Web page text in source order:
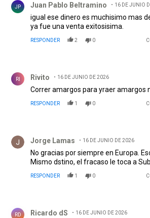
JP Juan Pablo Beltramino 16 DE JUNIO
igual ese dinero es muchisimo mas
ya fue una venta exitosisima.
RESPONDER 2 0
RI Rivito 16 DE JUNIO DE 2026
Correr amargos para yraer amargos
RESPONDER 1 0
Jorge Lamas 16 DE JUNIO DE 2026
No gracias por siempre en Europa.
Mismo dstino, el fracaso le toca a
RESPONDER 1 0
RD Ricardo dS 16 DE JUNIO DE 2026